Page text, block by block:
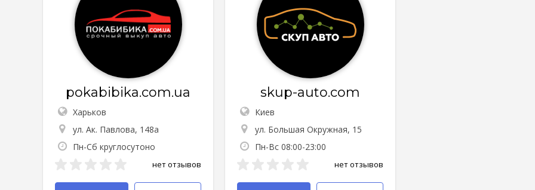
pokabibika.com.ua
Харьков
ул. Ак. Павлова, 148а
Пн-Сб круглосутоно
нет отзывов
skup-auto.com
Киев
ул. Большая Окружная, 15
Пн-Вс 08:00-23:00
нет отзывов